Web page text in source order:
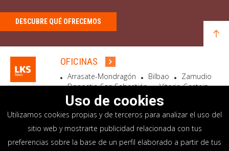
DESCUBRE QUÉ OFRECEMOS
OFICINAS
Arrasate-Mondragón Bilbao
Zamudio
Donostia-San Sebastián
Vitoria-Gasteiz
Madrid
El Astillero Bidart
SEDE SOCIAL
Goiru, 7 Arrasate-Mondragón
CP 20500 GIPUZKOA – SPAIN
Uso de cookies
Utilizamos cookies propias y de terceros para analizar el uso del
sitio web y mostrarte publicidad relacionada con tus
preferencias sobre la base de un perfil elaborado a partir de tus